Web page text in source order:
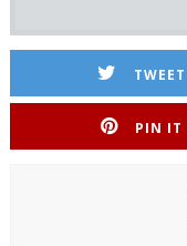
TWEET
PIN IT